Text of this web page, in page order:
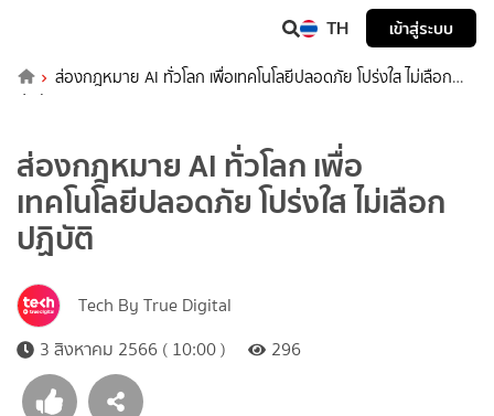
TH เข้าสู่ระบบ
ส่องกฎหมาย AI ทั่วโลก เพื่อเทคโนโลยีปลอดภัย โปร่งใส ไม่เลือก
ปฏิบัติ
ส่องกฎหมาย AI ทั่วโลก เพื่อ
เทคโนโลยีปลอดภัย โปร่งใส ไม่เลือก
ปฏิบัติ
Tech By True Digital
3 สิงหาคม 2566 ( 10:00 )
296